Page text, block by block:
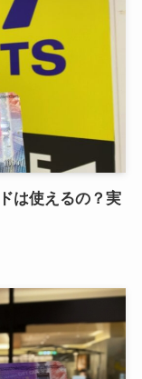
は使えるの？実